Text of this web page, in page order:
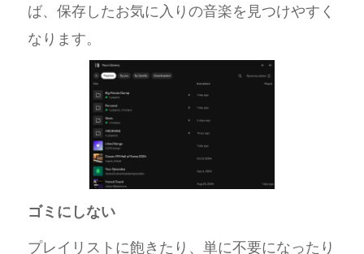
ば、保存したお気に入りの音楽を見つけやすく
なります。
ゴミにしない
プレイリストに飽きたり、単に不要になったり